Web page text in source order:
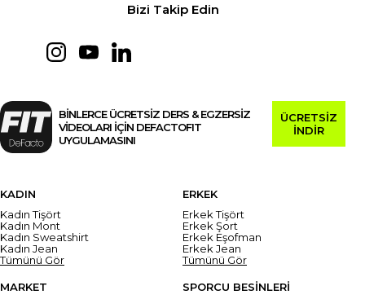
Bizi Takip Edin
BİNLERCE ÜCRETSİZ DERS & EGZERSİZ
VİDEOLARI İÇİN DEFACTOFIT
UYGULAMASINI
ÜCRETSİZ
İNDİR
KADIN
Kadın Tişört
Kadın Mont
Kadın Sweatshirt
Kadın Jean
Tümünü Gör
ERKEK
Erkek Tişört
Erkek Şort
Erkek Eşofman
Erkek Jean
Tümünü Gör
MARKET
SPORCU BESİNLERİ